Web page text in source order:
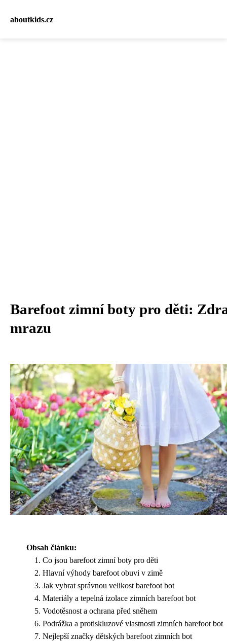
aboutkids.cz
Barefoot zimní boty pro děti:
mrazu
Obsah článku:
Co jsou barefoot zimní boty pro děti
Hlavní výhody barefoot obuvi v zimě
Jak vybrat správnou velikost barefoot bot
Materiály a tepelná izolace zimních barefoot bot
Vodotěsnost a ochrana před sněhem
Podrážka a protiskluzové vlastnosti zimních barefoot bot
Nejlepší značky dětských barefoot zimních bot